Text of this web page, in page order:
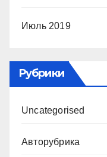
Июль 2019
Рубрики
Uncategorised
Авторубрика